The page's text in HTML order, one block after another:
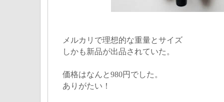
メルカリで理想的な重量とサイズ
しかも新品が出品されていた。
価格はなんと980円でした。
ありがたい！